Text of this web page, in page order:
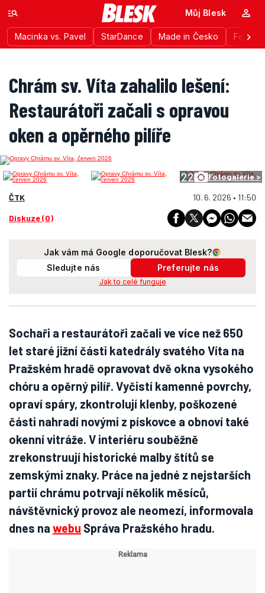
Macinka vs. Pavel StarDance Made in Česko
Můj Blesk
Chrám sv. Víta zahalilo lešení:
Restaurátoři začali s opravou
oken a opěrného pilíře
22 Fotogalerie >
ČTK 10. 6. 2026 • 11:50
Diskuze (0)
Jak vám má Google doporučovat Blesk?
Sledujte nás
Preferujte nás
Jak to celé funguje
Sochaři a restaurátoři začali ve více než 650
let staré jižní části katedrály svatého Víta na
Pražském hradě opravovat dvě okna vysokého
chóru a opěrný pilíř. Vyčistí kamenné povrchy,
opraví spáry, zkontrolují klenby, poškozené
části nahradí novými z pískovce a obnoví také
okenní vitráže. V interiéru souběžně
zrekonstruují historické malby štítů se
zemskými znaky. Práce na jedné z nejstarších
partií chrámu potrvají několik měsíců,
návštěvnický provoz ale neomezí, informovala
dnes na webu Správa Pražského hradu.